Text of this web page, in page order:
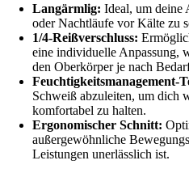
Langärmlig: Ideal, um deine
oder Nachtläufe vor Kälte zu
1/4-Reißverschluss:
eine individuelle Anpassung,
den Oberkörper je nach
Feuchtigkeitsmanagement-
Schweiß abzuleiten, um dich
komfortabel zu halten.
Ergonomischer Schnitt:
außergewöhnliche
Leistungen unerlässlich ist.